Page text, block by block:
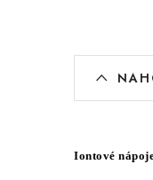
O
v
á
Iontové